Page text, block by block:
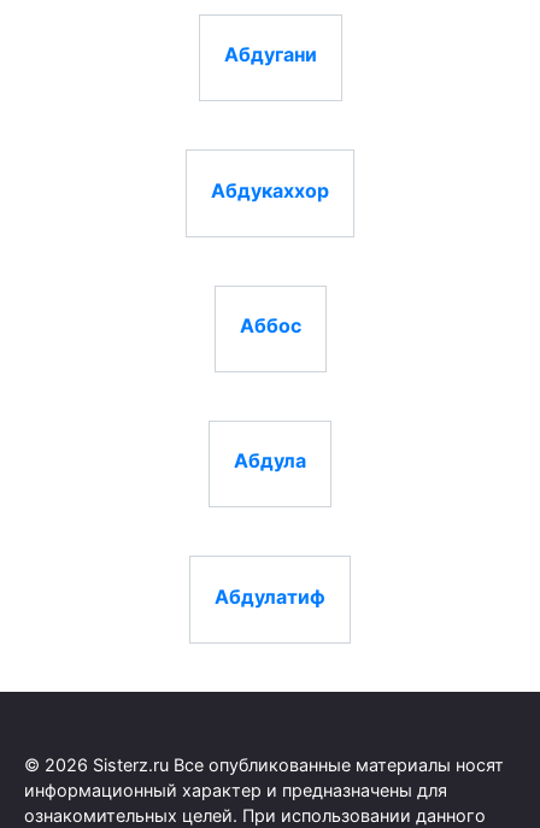
Абдугани
Абдукаххор
Аббос
Абдула
Абдулатиф
© 2026 Sisterz.ru Все опубликованные материалы носят
информационный характер и предназначены для
ознакомительных целей. При использовании данного